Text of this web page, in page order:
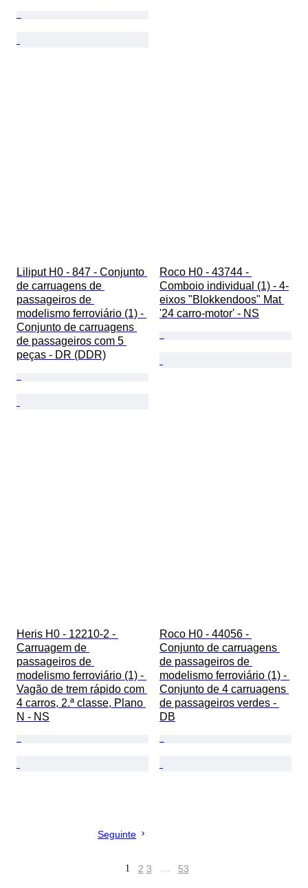
Liliput H0 - 847 - Conjunto
de carruagens de
passageiros de
modelismo ferroviário (1) -
Conjunto de carruagens
de passageiros com 5
peças - DR (DDR)
Roco H0 - 43744 -
Comboio individual (1) - 4-
eixos "Blokkendoos" Mat
'24 carro-motor' - NS
Heris H0 - 12210-2 -
Carruagem de
passageiros de
modelismo ferroviário (1) -
Vagão de trem rápido com
4 carros, 2.ª classe, Plano
N - NS
Roco H0 - 44056 -
Conjunto de carruagens
de passageiros de
modelismo ferroviário (1) -
Conjunto de 4 carruagens
de passageiros verdes -
DB
Seguinte
1 2 3 … 53